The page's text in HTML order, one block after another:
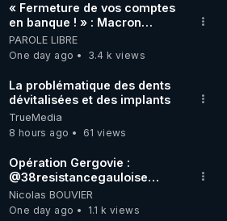
« Fermeture de vos comptes
en banque ! » : Macron
impose une loi folle !
PAROLE LIBRE
One day ago
3.4 k views
La problématique des dents
dévitalisées et des implants
TrueMedia
8 hours ago
61 views
Opération Gergovie :
‪@38resistancegauloise‬
‪@MarionSigautOfficiel‬
‪@gladysriifard5710‬ Laëtitia
Nicolas BOUVIER
One day ago
1.1 k views